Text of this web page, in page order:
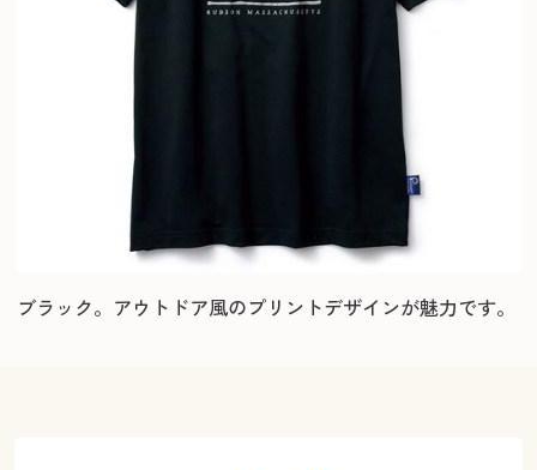
ブラック。アウトドア風のプリントデザインが魅力です。